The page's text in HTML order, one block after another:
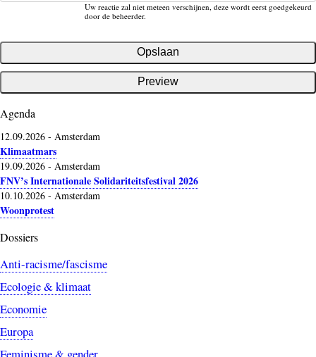
Uw reactie zal niet meteen verschijnen, deze wordt eerst goedgekeurd
door de beheerder.
Agenda
12.09.2026 - Amsterdam
Klimaatmars
19.09.2026 - Amsterdam
FNV’s Internationale Solidariteitsfestival 2026
10.10.2026 - Amsterdam
Woonprotest
Dossiers
Anti-racisme/fascisme
Ecologie & klimaat
Economie
Europa
Feminisme & gender